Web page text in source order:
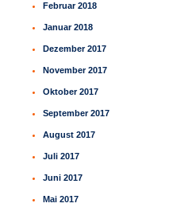
Februar 2018
Januar 2018
Dezember 2017
November 2017
Oktober 2017
September 2017
August 2017
Juli 2017
Juni 2017
Mai 2017